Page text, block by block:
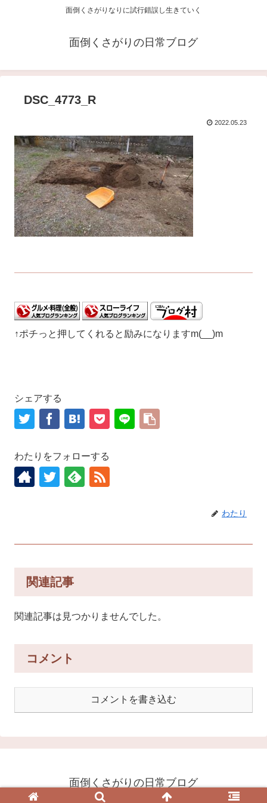
面倒くさがりなりに試行錯誤し生きていく
面倒くさがりの日常ブログ
DSC_4773_R
2022.05.23
↑ポチっと押してくれると励みになりますm(__)m
シェアする
わたりをフォローする
わたり
関連記事
関連記事は見つかりませんでした。
コメント
コメントを書き込む
面倒くさがりの日常ブログ
© 2020 面倒くさがりの日常ブログ.